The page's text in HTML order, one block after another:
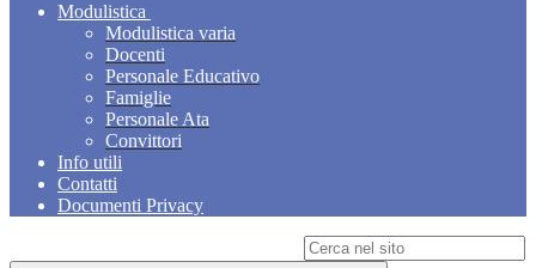
Modulistica
Modulistica varia
Docenti
Personale Educativo
Famiglie
Personale Ata
Convittori
Info utili
Contatti
Documenti Privacy